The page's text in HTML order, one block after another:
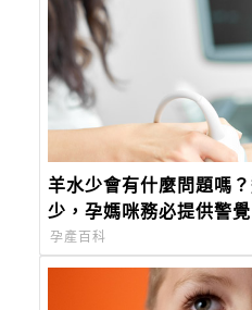
羊水少會有什麼問題嗎
少，孕媽咪務必提供警覺
孕產百科